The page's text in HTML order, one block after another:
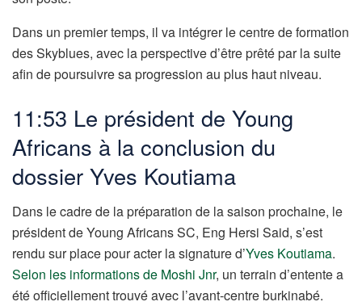
Dans un premier temps, il va intégrer le centre de formation
des Skyblues, avec la perspective d’être prêté par la suite
afin de poursuivre sa progression au plus haut niveau.
11:53 Le président de Young
Africans à la conclusion du
dossier Yves Koutiama
Dans le cadre de la préparation de la saison prochaine, le
président de Young Africans SC, Eng Hersi Said, s’est
rendu sur place pour acter la signature d’Yves Koutiama.
Selon les informations de Moshi Jnr, un terrain d’entente a
été officiellement trouvé avec l’avant-centre burkinabé.